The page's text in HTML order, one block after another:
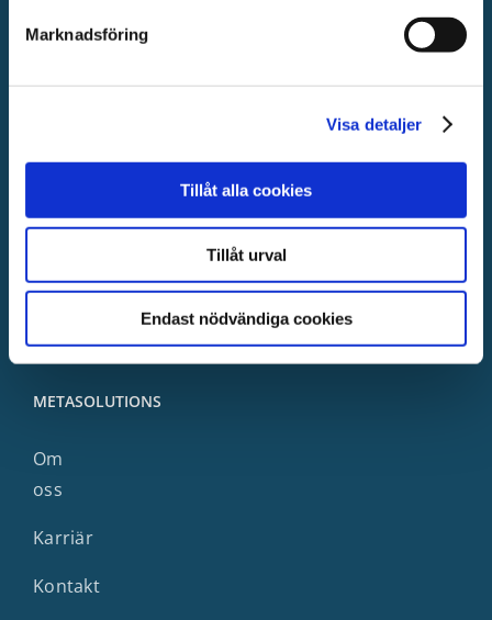
Marknadsföring
Visa detaljer
Tillåt alla cookies
Tillåt urval
Endast nödvändiga cookies
Utbildningar
&
METASOLUTIONS
Om
oss
Karriär
Kontakt